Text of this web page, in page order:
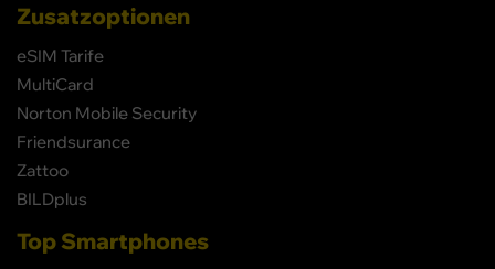
Zusatzoptionen
eSIM Tarife
MultiCard
Norton Mobile Security
Friendsurance
Zattoo
BILDplus
Top Smartphones